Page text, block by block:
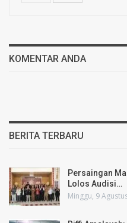
KOMENTAR ANDA
BERITA TERBARU
Persaingan
Lolos Audisi…
Minggu, 9